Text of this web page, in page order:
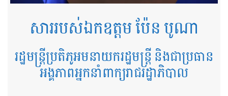
សាររបស់ឯកឧត្តម ប៉ែន បូណា
រដ្ឋមន្ត្រីប្រតិភូអមនាយករដ្ឋមន្ត្រី និងជាប្រធាន
អង្គភាពអ្នកនាំពាក្យរាជរដ្ឋាភិបាល